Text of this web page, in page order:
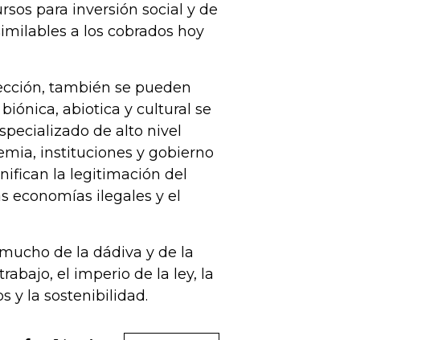
para inversión social y de
a los cobrados hoy
también se pueden
abiotica y cultural se
de alto nivel
instituciones y gobierno
la legitimación del
economías ilegales y el
de la dádiva y de la
el imperio de la ley, la
y la sostenibilidad.